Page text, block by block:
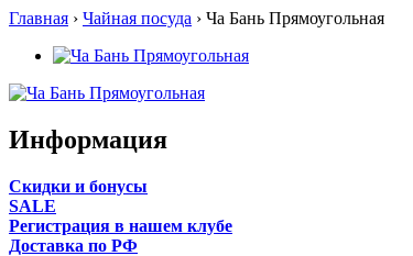
Главная › Чайная посуда › Ча Бань Прямоугольная
Информация
Cкидки и бонусы
SALE
Регистрация в нашем клубе
Доставка по РФ